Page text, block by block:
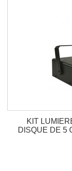
KIT
DISQUE DE 5